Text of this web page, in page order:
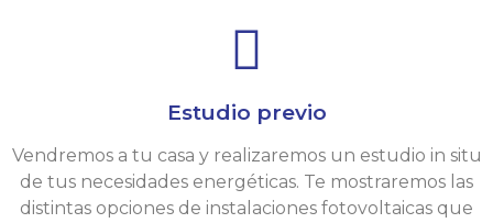
Estudio previo
Vendremos a tu casa y realizaremos un estudio in situ
de tus necesidades energéticas. Te mostraremos las
distintas opciones de instalaciones fotovoltaicas que